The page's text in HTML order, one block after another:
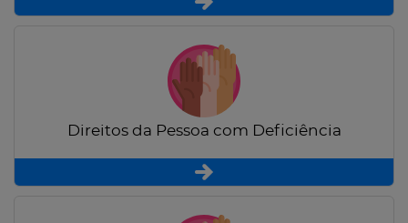
Direitos da Pessoa com Deficiência